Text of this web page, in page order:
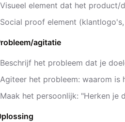
Visueel element dat het
Social proof element
agitatie
Beschrijf het probleem dat je
Agiteer het probleem: waarom is
Maak het persoonlijk: "Herken je